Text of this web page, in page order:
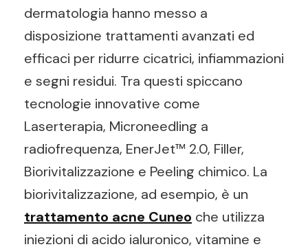
dermatologia hanno messo a
disposizione trattamenti avanzati ed
efficaci per ridurre cicatrici, infiammazioni
e segni residui. Tra questi spiccano
tecnologie innovative come
Laserterapia, Microneedling a
radiofrequenza, EnerJet™ 2.0, Filler,
Biorivitalizzazione e Peeling chimico. La
biorivitalizzazione, ad esempio, è un
trattamento acne Cuneo che utilizza
iniezioni di acido ialuronico, vitamine e